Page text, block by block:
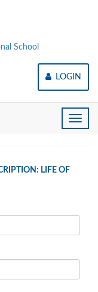
School
LOGIN
Toggle
LIFE OF